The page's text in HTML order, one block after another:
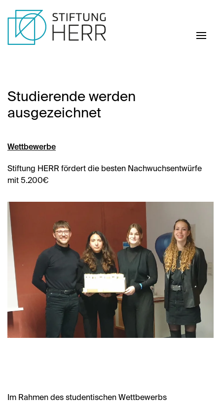
Skip to main content
Studierende werden
ausgezeichnet
Wettbewerbe
Stiftung HERR fördert die besten Nachwuchs­entwürfe
mit 5.200€
Im Rahmen des studentischen Wettbewerbs